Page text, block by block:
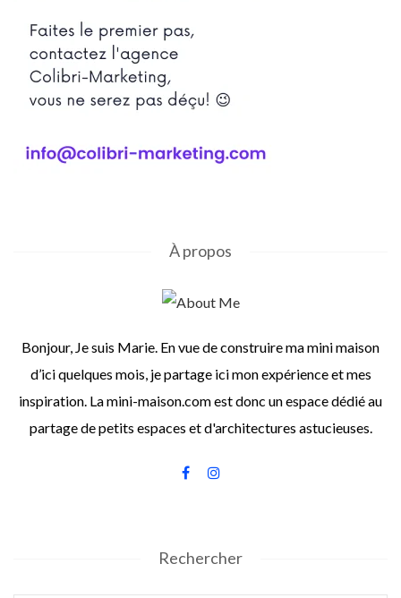
À propos
Bonjour, Je suis Marie. En vue de construire ma mini maison
d’ici quelques mois, je partage ici mon expérience et mes
inspiration. La mini-maison.com est donc un espace dédié au
partage de petits espaces et d'architectures astucieuses.
Rechercher